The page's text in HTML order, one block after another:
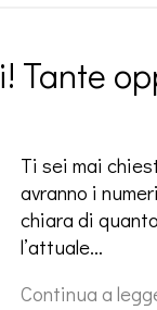
Tante
Ti sei mai
avranno i
chiara di
l’attuale…
Continua a